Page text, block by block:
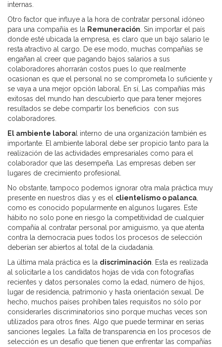
internas.
Otro factor que influye a la hora de contratar personal idóneo
para una compañía es la Remuneración . Sin importar el país
donde esté ubicada la empresa, es claro que un bajo salario le
resta atractivo al cargo. De ese modo, muchas compañías se
engañan al creer que pagando bajos salarios a sus
colaboradores ahorrarán costos pues lo que realmente
ocasionan es que el personal no se comprometa lo suficiente y
se vaya a una mejor opción laboral. En sí, Las compañías más
exitosas del mundo han descubierto que para tener mejores
resultados se debe compartir los beneficios con sus
colaboradores.
El ambiente labora l interno de una organización también es
importante. El ambiente laboral debe ser propicio tanto para la
realización de las actividades empresariales como para el
colaborador que las desempeña. Las empresas deben ser
lugares de crecimiento profesional.
No obstante, tampoco podemos ignorar otra mala práctica muy
presente en nuestros días y es el clientelismo o palanca
como es conocido popularmente en algunos lugares. Este
hábito no solo pone en riesgo la competitividad de cualquier
compañía al contratar personal por amiguismo, ya que atenta
contra la democracia pues todos los procesos de selección
deberían ser abiertos al total de la ciudadanía.
La última mala práctica es la discriminación . Esta es realizada
al solicitarle a los candidatos hojas de vida con fotografías
recientes y datos personales como la edad, número de hijos,
lugar de residencia, patrimonio y hasta orientación sexual. De
hecho, muchos países prohíben tales requisitos no sólo por
considerarles discriminatorios sino porque muchas veces son
utilizados para otros fines. Algo que puede terminar en serias
sanciones legales. La falta de transparencia en los procesos de
selección es un desafío que tienen que enfrentar las compañías